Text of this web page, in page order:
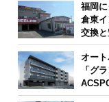
福岡
倉東
交換
オー
「グ
ス